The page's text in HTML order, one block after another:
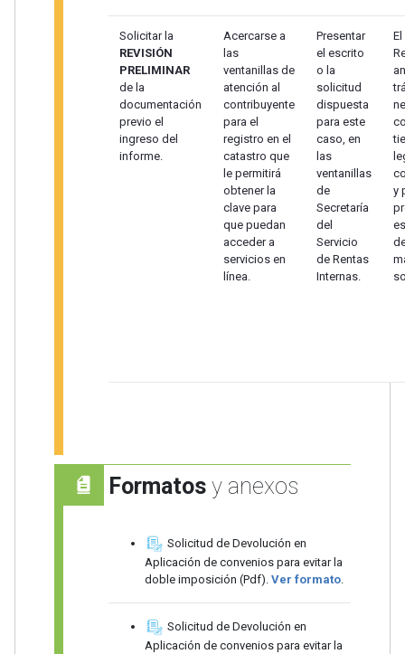
Solicitar la
REVISIÓN
PRELIMINAR
de la
documentación
previo el
ingreso del
informe.
Acercarse a
las
ventanillas de
atención al
contribuyente
para el
registro en el
catastro que
le permitirá
obtener la
clave para
que puedan
acceder a
servicios en
línea.
Presentar
el escrito
o la
solicitud
dispuesta
para este
caso, en
las
ventanillas
de
Secretaría
del
Servicio
de Rentas
Internas.
y
Formatosy anexos
Solicitud de Devolución en
Aplicación de convenios para evitar la
doble imposición (Pdf). Ver formato.
Solicitud de Devolución en
Aplicación de convenios para evitar la